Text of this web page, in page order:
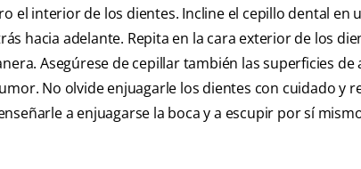
el interior de los dientes. Incline el cepillo dental en
hacia adelante. Repita en la cara exterior de los
Asegúrese de cepillar también las superficies
No olvide enjuagarle los dientes con cuidado y
a enjuagarse la boca y a escupir por sí